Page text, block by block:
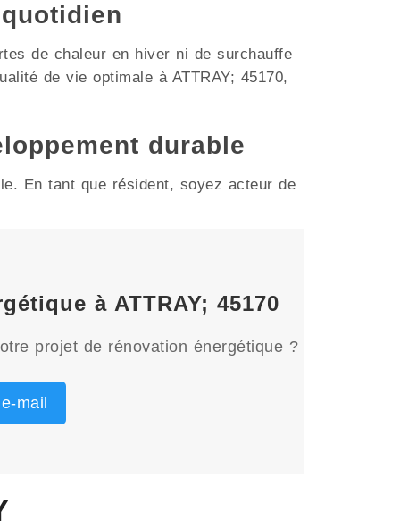
de chaleur en hiver ni de surchauffe
de vie optimale à ATTRAY; 45170,
durable
En tant que résident, soyez acteur de
à ATTRAY; 45170
projet de rénovation énergétique ?
mail